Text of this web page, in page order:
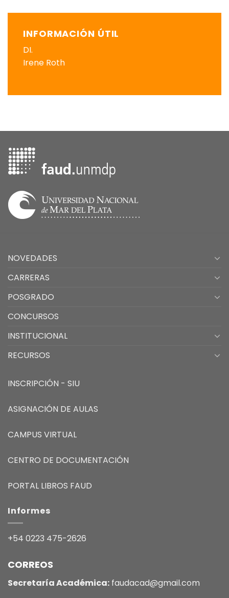
INFORMACIÓN ÚTIL
DI.
Irene Roth
NOVEDADES
CARRERAS
POSGRADO
CONCURSOS
INSTITUCIONAL
RECURSOS
INSCRIPCIÓN - SIU
ASIGNACIÓN DE AULAS
CAMPUS VIRTUAL
CENTRO DE DOCUMENTACIÓN
PORTAL LIBROS FAUD
Informes
+54 0223 475-2626
CORREOS
Secretaría Académica: faudacad@gmail.com